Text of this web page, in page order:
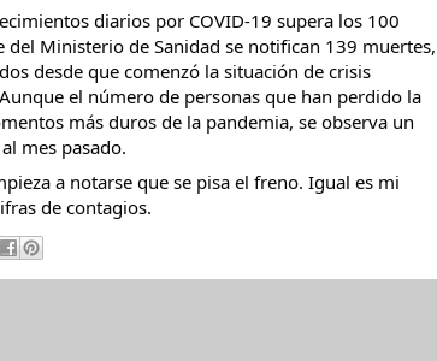
diarios por COVID-19 supera los 100
del Ministerio de Sanidad se notifican 139 muertes,
desde que comenzó la situación de crisis
el número de personas que han perdido la
más duros de la pandemia, se observa un
mes pasado.
a notarse que se pisa el freno. Igual es mi
de contagios.